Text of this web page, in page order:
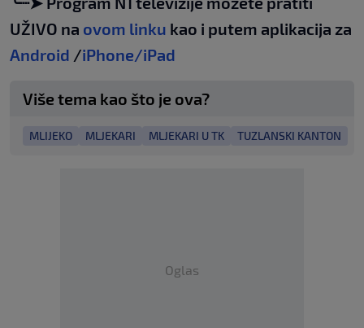
UŽIVO na ovom linku kao i putem aplikacija za
Android /iPhone/iPad
Više tema kao što je ova?
MLIJEKO MLJEKARI MLJEKARI U TK TUZLANSKI KANTON
Oglas